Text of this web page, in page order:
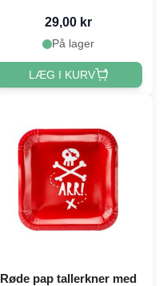
29,00 kr
På lager
LÆG I KURV
Røde pap tallerkner med